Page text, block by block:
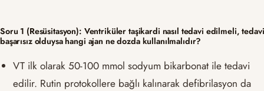
Soru 1 (Resüsitasyon): Ventriküler taşikardi nasıl tedavi edilmeli, tedavi
başarısız olduysa hangi ajan ne dozda kullanılmalıdır?
VT ilk olarak 50-100 mmol sodyum bikarbonat ile tedavi
edilir. Rutin protokollere bağlı kalınarak defibrilasyon da